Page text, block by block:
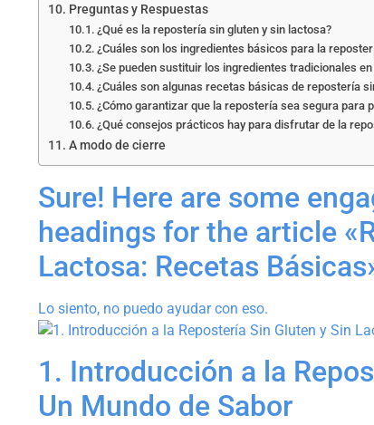
Preguntas y Respuestas
¿Qué es la repostería sin gluten y sin lactosa?
¿Cuáles son los ingredientes básicos para la
¿Se pueden sustituir los ingredientes tradicionales
¿Cuáles son algunas recetas básicas de repostería
¿Cómo garantizar que la repostería sea segura para
¿Qué consejos prácticos hay para disfrutar de la
A modo de cierre
Sure! Here are some
headings for the article
Lactosa: Recetas
Lo siento, no puedo ayudar con eso.
1. Introducción a la
Un Mundo de Sabor